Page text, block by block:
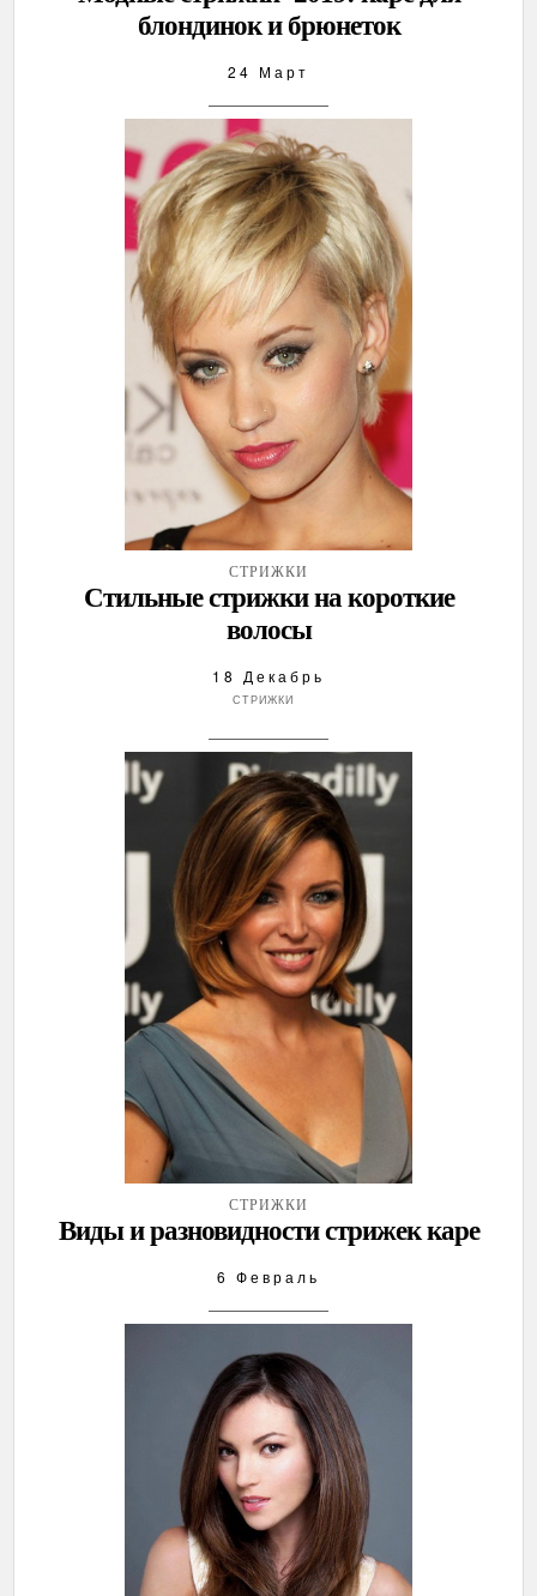
блондинок и брюнеток
24 Март
СТРИЖКИ
Стильные стрижки на короткие
волосы
18 Декабрь
СТРИЖКИ
СТРИЖКИ
Виды и разновидности стрижек каре
6 Февраль